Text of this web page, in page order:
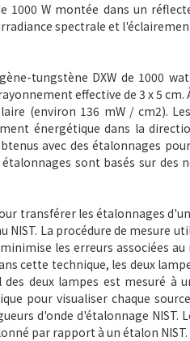
1000 W montée dans un
spectrale et
tungstène DXW de 1000
effective de 3 x 5 cm.
(environ 136 mW / cm2).
énergétique dans la
avec des étalonnages
étalonnages sont basés sur des
transférer les étalonnages
NIST. La procédure de mesure
les erreurs associées
cette technique, les deux
deux lampes est mesuré à
pour visualiser chaque
d'onde d'étalonnage NIST.
par rapport à un étalon NIST.